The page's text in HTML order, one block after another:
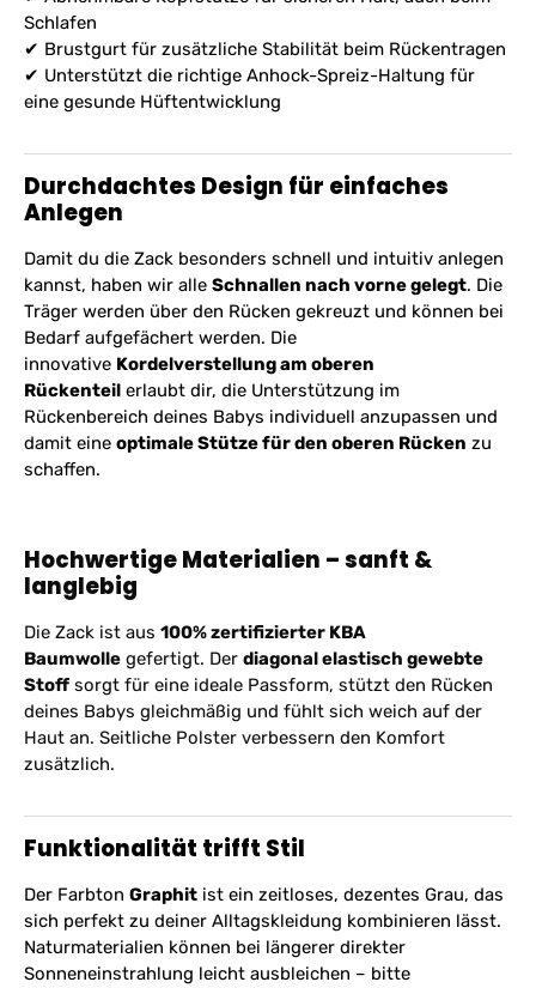
Schlafen
✔ Brustgurt für zusätzliche Stabilität beim Rückentragen
✔ Unterstützt die richtige Anhock-Spreiz-Haltung für
eine gesunde Hüftentwicklung
Durchdachtes Design für einfaches
Anlegen
Damit du die Zack besonders schnell und intuitiv anlegen
kannst, haben wir alle Schnallen nach vorne gelegt. Die
Träger werden über den Rücken gekreuzt und können bei
Bedarf aufgefächert werden. Die
innovative Kordelverstellung am oberen
Rückenteil erlaubt dir, die Unterstützung im
Rückenbereich deines Babys individuell anzupassen und
damit eine optimale Stütze für den oberen Rücken zu
schaffen.
Hochwertige Materialien – sanft &
langlebig
Die Zack ist aus 100% zertifizierter KBA
Baumwolle gefertigt. Der diagonal elastisch gewebte
Stoff sorgt für eine ideale Passform, stützt den Rücken
deines Babys gleichmäßig und fühlt sich weich auf der
Haut an. Seitliche Polster verbessern den Komfort
zusätzlich.
Funktionalität trifft Stil
Der Farbton Graphit ist ein zeitloses, dezentes Grau, das
sich perfekt zu deiner Alltagskleidung kombinieren lässt.
Naturmaterialien können bei längerer direkter
Sonneneinstrahlung leicht ausbleichen – bitte